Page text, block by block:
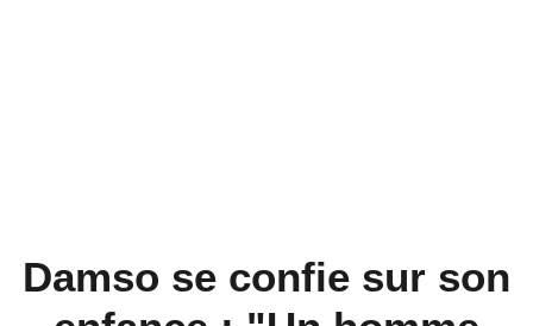
Damso se confie sur son